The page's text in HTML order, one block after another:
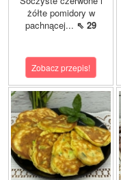
żółte pomidory w
pachnącej... ⇖ 29
Zobacz przepis!